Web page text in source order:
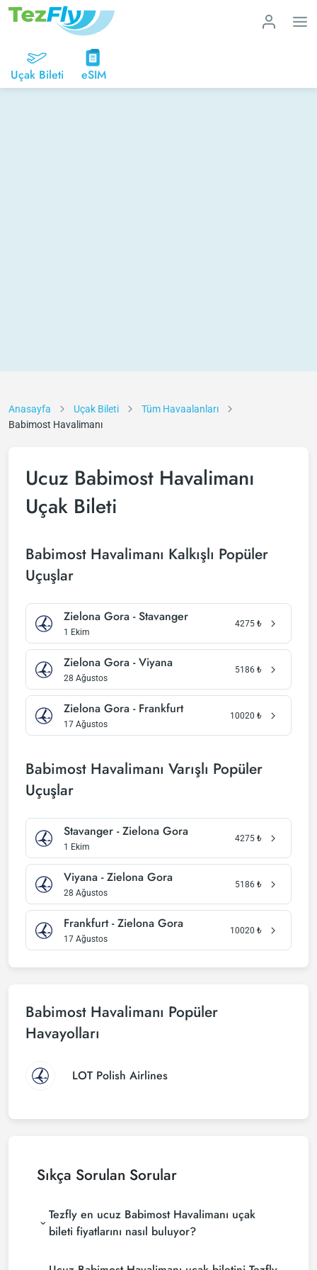
Uçak Bileti eSIM
Anasayfa Uçak Bileti
Tüm Havaalanları
Babimost Havalimanı
Ucuz Babimost Havalimanı
Uçak Bileti
Babimost Havalimanı Kalkışlı Popüler
Uçuşlar
Zielona Gora - Stavanger
1 Ekim
4275 ₺
Zielona Gora - Viyana
28 Ağustos
5186 ₺
Zielona Gora - Frankfurt
17 Ağustos
10020 ₺
Babimost Havalimanı Varışlı Popüler
Uçuşlar
Stavanger - Zielona Gora
1 Ekim
4275 ₺
Viyana - Zielona Gora
28 Ağustos
5186 ₺
Frankfurt - Zielona Gora
17 Ağustos
10020 ₺
Babimost Havalimanı Popüler
Havayolları
LOT Polish Airlines
Sıkça Sorulan Sorular
Tezfly en ucuz Babimost Havalimanı uçak
bileti fiyatlarını nasıl buluyor?